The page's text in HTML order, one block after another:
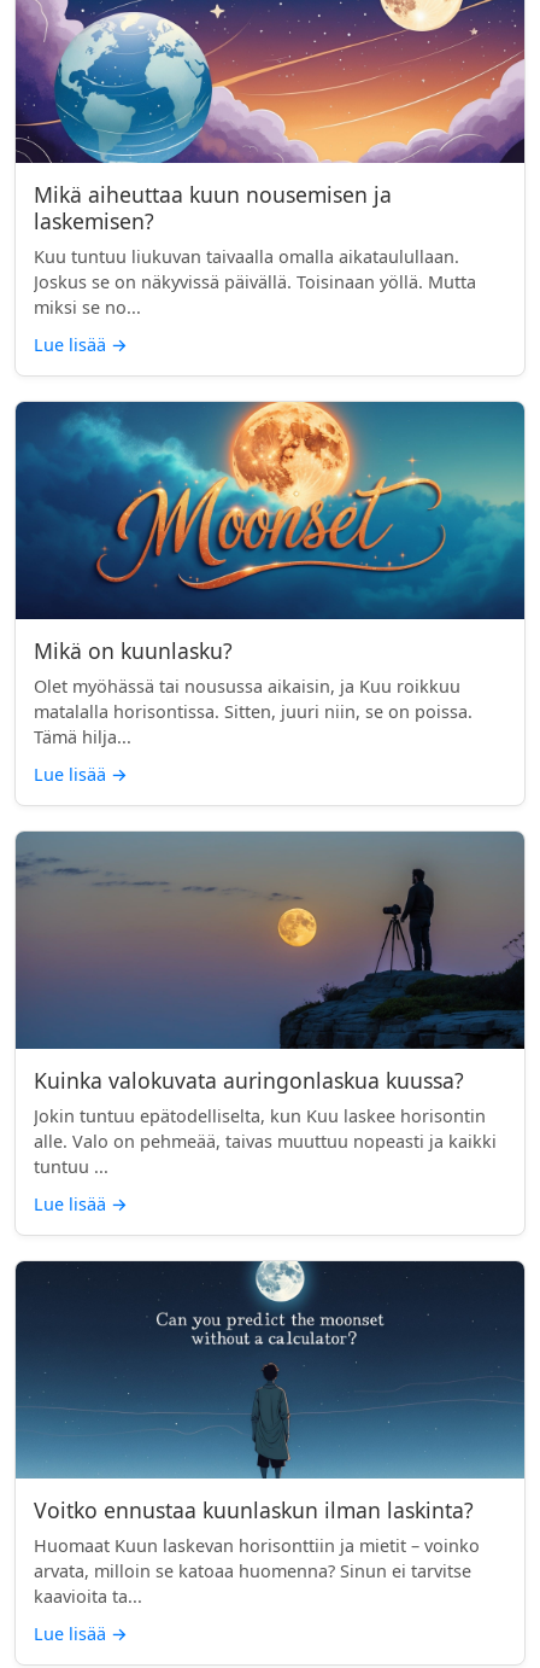
Mikä aiheuttaa kuun nousemisen ja
laskemisen?
Kuu tuntuu liukuvan taivaalla omalla aikataulullaan.
Joskus se on näkyvissä päivällä. Toisinaan yöllä. Mutta
miksi se no...
Lue lisää →
Mikä on kuunlasku?
Olet myöhässä tai nousussa aikaisin, ja Kuu roikkuu
matalalla horisontissa. Sitten, juuri niin, se on poissa.
Tämä hilja...
Lue lisää →
Kuinka valokuvata auringonlaskua kuussa?
Jokin tuntuu epätodelliselta, kun Kuu laskee horisontin
alle. Valo on pehmeää, taivas muuttuu nopeasti ja kaikki
tuntuu ...
Lue lisää →
Voitko ennustaa kuunlaskun ilman laskinta?
Huomaat Kuun laskevan horisonttiin ja mietit – voinko
arvata, milloin se katoaa huomenna? Sinun ei tarvitse
kaavioita ta...
Lue lisää →